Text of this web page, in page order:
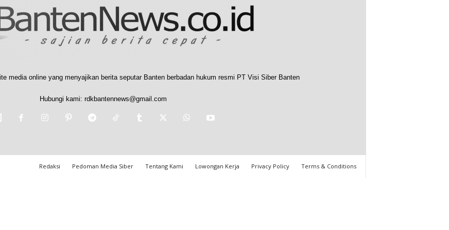
media online yang menyajikan berita seputar Banten berbadan hukum resmi PT Visi Siber Banten
Hubungi kami: rdkbantennews@gmail.com
Redaksi Pedoman Media Siber Tentang Kami Lowongan Kerja Privacy Policy Terms & Conditions